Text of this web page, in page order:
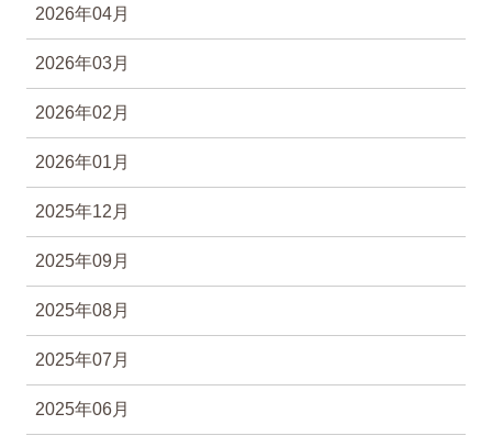
2026年04月
2026年03月
2026年02月
2026年01月
2025年12月
2025年09月
2025年08月
2025年07月
2025年06月